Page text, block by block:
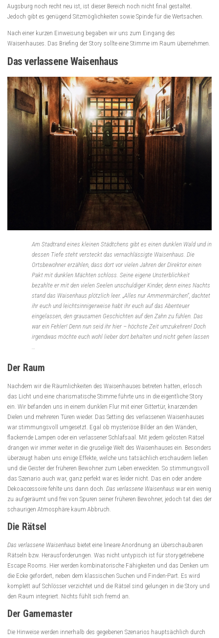
Augsburg noch recht neu ist, ist dieser Bereich noch nicht final gestaltet.
Jedoch gibt es genügend Sitzmöglichkeiten sowie Spinde für die Wertsachen.
Nach einer kurzen Einweisung begaben wir uns zum Eingang des
Waisenhauses. Das Briefing der Story sollte eine Stimme im Raum übernehmen.
Das verlassene Waisenhaus
Am Stadtrand eines kleinen Städtchens gibt es einen dunklen Wald und in
dessen Tiefe steht versteckt das vernachlässigte Waisenhaus. Die
Ortsbewohner erzählen, dass dort vor vielen Jahren der Direktor einen
Pakt mit dunklen Mächten schloss. Seine eigene Unsterblichkeit
bezahlte er mit den vielen Seelen unschuldiger Kinder, denn eines Nachts
stand das Waisenhaus plötzlich leer. „Alles nur Ammenmärchen“, dachtet
ihr euch und leichtsinnigerweise habt ihr euch auf das Abenteuer
eingelassen, den grausamen Geschichten auf den Zahn zu fühlen. Das
war ein Fehler! Denn nun seid ihr hier – höchste Zeit umzukehren! Doch
irgendwas möchte euch wohl lieber dort behalten und nicht gehen lassen
Der Raum
Nachdem wir die Räumlichkeiten des Waisenhauses betreten hatten, erlosch
das Licht und eine charismatische Stimme führte uns in die eigentliche Story
ein. Wir befanden uns in einem dunklen Flur mit einer Gittertür, knarzenden
Dielen und mehreren Türen wieder. Das Setting des verlassenen Waisenhauses
war stimmungsvoll umgesetzt. Egal ob mysteriöse Bilder an den Wänden,
flackernde Lampen oder ein verlassener Schlafsaal. Mit jedem gelösten Rätsel
drangen wir immer weiter in die gruselige Welt des Waisenhauses ein. Besonders
überzeugt haben uns einige Effekte, welche uns tatsächlich erschaudern ließen
und die Geister der früheren Bewohner zum Leben erweckten. So stimmungsvoll
das Szenario auch war, ganz perfekt war es leider nicht. Das ein oder andere
Dekoaccessoire fehlte uns dann doch. Das verlassene Waisenhaus war ein wenig
zu aufgeräumt und frei von Spuren seiner früheren Bewohner, jedoch tat dies der
schaurigen Atmosphäre kaum Abbruch.
Die Rätsel
Das verlassene Waisenhaus bietet eine lineare Anordnung an überschaubaren
Rätseln bzw. Herausforderungen. Was nicht untypisch ist für storygetriebene
Escape Rooms. Hier werden kombinatorische Fähigkeiten und das Denken um
die Ecke gefordert, neben dem klassischen Suchen und Finden-Part. Es wird
komplett auf Schlösser verzichtet und die Rätsel sind gelungen in die Story und
den Raum integriert. Nichts fühlt sich fremd an.
Der Gamemaster
Die Hinweise werden innerhalb des gegebenen Szenarios hauptsächlich durch